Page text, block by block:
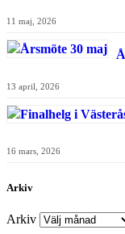
11 maj, 2026
13 april, 2026
16 mars, 2026
Arkiv
Arkiv